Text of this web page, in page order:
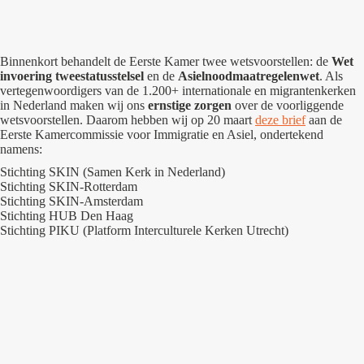
Binnenkort behandelt de Eerste Kamer twee wetsvoorstellen: de Wet
invoering tweestatusstelsel en de Asielnoodmaatregelenwet. Als
vertegenwoordigers van de 1.200+ internationale en migrantenkerken
in Nederland maken wij ons ernstige zorgen over de voorliggende
wetsvoorstellen. Daarom hebben wij op 20 maart deze briefaan de
Eerste Kamercommissie voor Immigratie en Asiel, ondertekend
namens:
Stichting SKIN (Samen Kerk in Nederland)
Stichting SKIN-Rotterdam
Stichting SKIN-Amsterdam
Stichting HUB Den Haag
Stichting PIKU (Platform Interculturele Kerken Utrecht)